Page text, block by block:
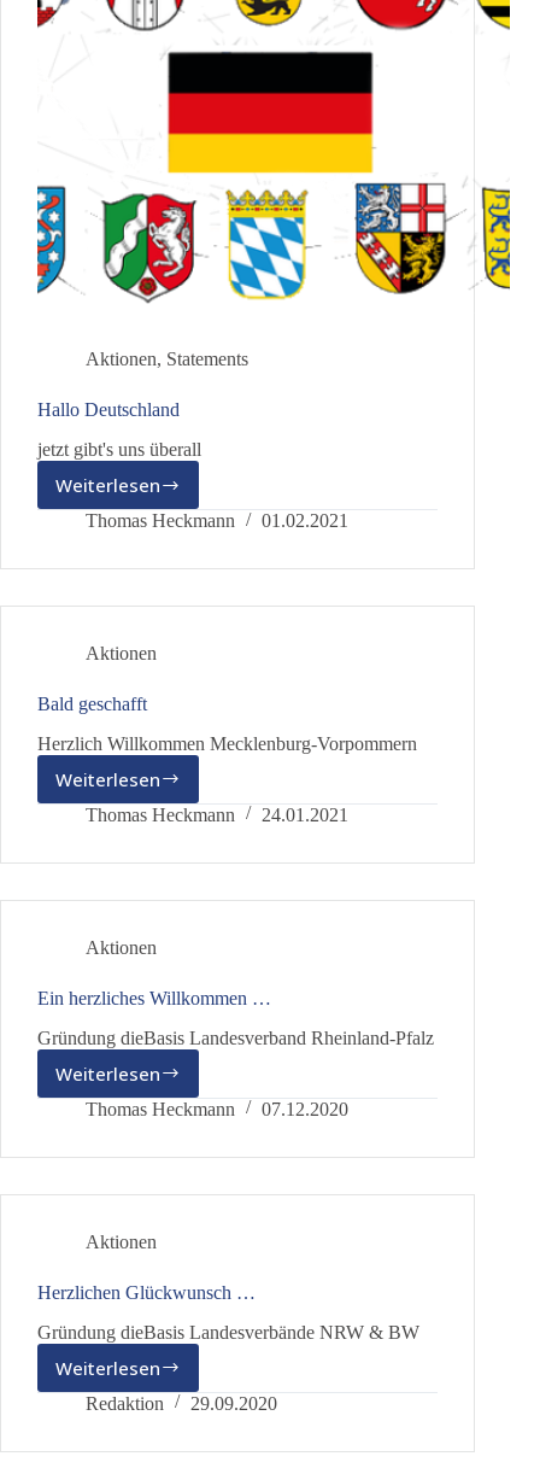
Aktionen, Statements
Hallo Deutschland
jetzt gibt's uns überall
Weiterlesen
Hallo
Deutschland
Thomas Heckmann 01.02.2021
Aktionen
Bald geschafft
Herzlich Willkommen Mecklenburg-Vorpommern
Weiterlesen
Bald
geschafft
Thomas Heckmann 24.01.2021
Aktionen
Ein herzliches Willkommen …
Gründung dieBasis Landesverband Rheinland-Pfalz
Weiterlesen
Ein
herzliches
…
Thomas Heckmann 07.12.2020
Aktionen
Herzlichen Glückwunsch …
Gründung dieBasis Landesverbände NRW & BW
WeiterlesenHerzlichen
Glückwunsch
Redaktion 29.09.2020